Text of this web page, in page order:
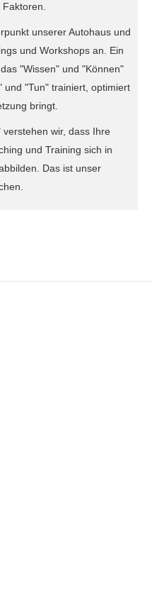
unserer Autohaus und
und Workshops an. Ein
"Wissen" und "Können"
und "Tun" trainiert, optimiert
bringt.
wir, dass Ihre
und Training sich in
Das ist unser